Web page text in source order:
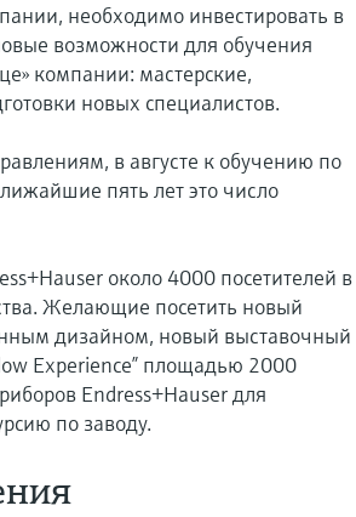
необходимо инвестировать в
возможности для обучения
компании: мастерские,
новых специалистов.
в августе к обучению по
пять лет это число
oколо 4000 посетителей в
Желающие посетить новый
дизайном, новый выставочный
Experience” площадью 2000
Endress+Hauser для
по заводу.